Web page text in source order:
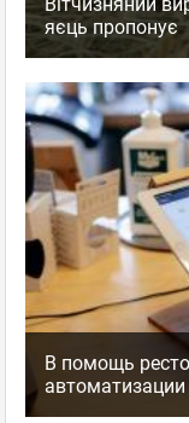
яєць пропонує
В помощь
автоматизации